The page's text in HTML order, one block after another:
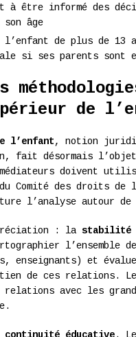
à être informé des
son âge
de plus de 13
si ses parents sont
de
l’enfant, notion
fait désormais
doivent
Comité des droits de
l’analyse autour de
: la stabilité
enseignants) et
de ces relations. Le
avec les